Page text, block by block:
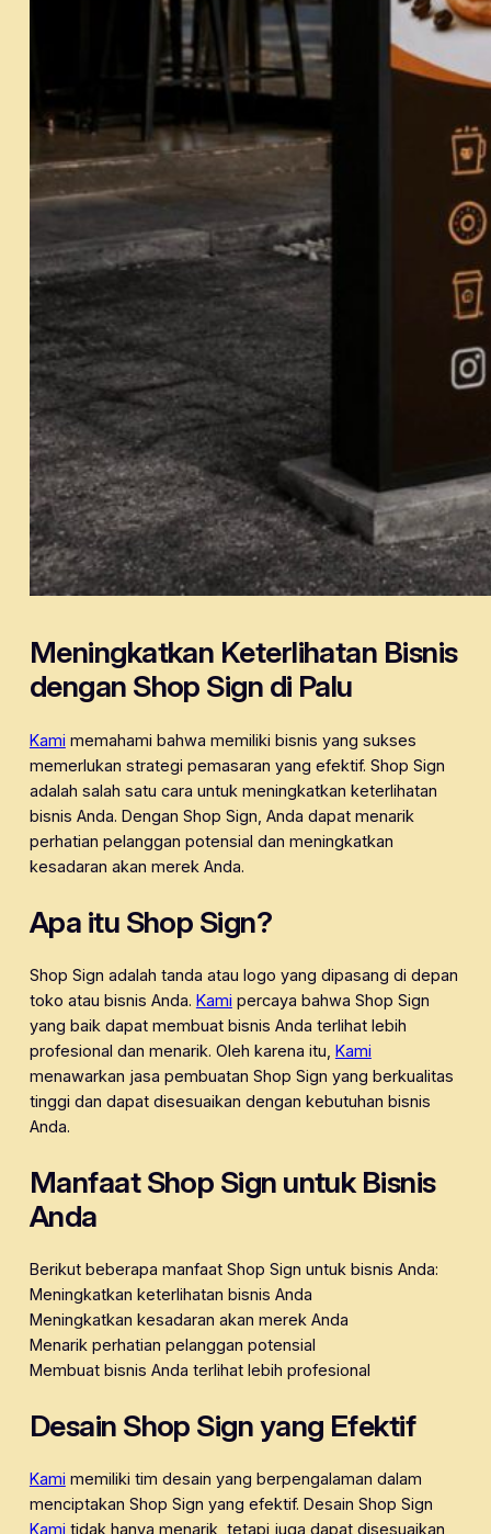
Meningkatkan Keterlihatan Bisnis
dengan Shop Sign di Palu
Kami memahami bahwa memiliki bisnis yang sukses
memerlukan strategi pemasaran yang efektif. Shop Sign
adalah salah satu cara untuk meningkatkan keterlihatan
bisnis Anda. Dengan Shop Sign, Anda dapat menarik
perhatian pelanggan potensial dan meningkatkan
kesadaran akan merek Anda.
Apa itu Shop Sign?
Shop Sign adalah tanda atau logo yang dipasang di depan
toko atau bisnis Anda. Kami percaya bahwa Shop Sign
yang baik dapat membuat bisnis Anda terlihat lebih
profesional dan menarik. Oleh karena itu, Kami
menawarkan jasa pembuatan Shop Sign yang berkualitas
tinggi dan dapat disesuaikan dengan kebutuhan bisnis
Anda.
Manfaat Shop Sign untuk Bisnis
Anda
Berikut beberapa manfaat Shop Sign untuk bisnis Anda:
Meningkatkan keterlihatan bisnis Anda
Meningkatkan kesadaran akan merek Anda
Menarik perhatian pelanggan potensial
Membuat bisnis Anda terlihat lebih profesional
Desain Shop Sign yang Efektif
Kami memiliki tim desain yang berpengalaman dalam
menciptakan Shop Sign yang efektif. Desain Shop Sign
Kami tidak hanya menarik, tetapi juga dapat disesuaikan